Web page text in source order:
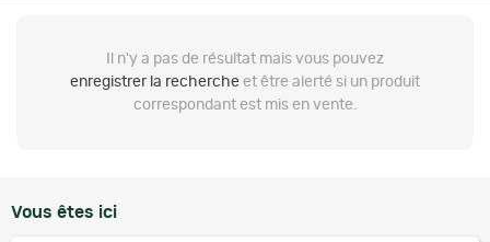
Il n'y a pas de résultat mais vous pouvez
enregistrer la recherche et être alerté si un produit
correspondant est mis en vente.
Vous êtes ici